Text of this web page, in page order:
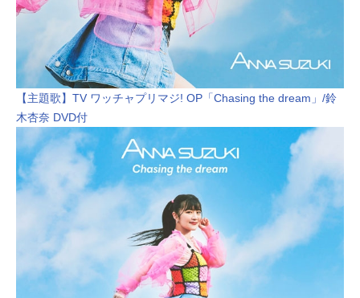
【主題歌】TV ワッチャプリマジ! OP「Chasing the dream」/鈴
木杏奈 DVD付